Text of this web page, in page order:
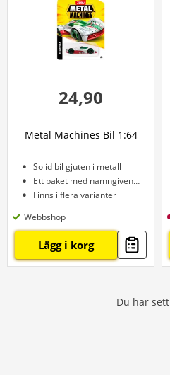
24,90
Metal Machines Bil 1:64
Solid bil gjuten i metall
Ett paket med namngiven bil
Finns i flera varianter
Webbshop
Lägg i korg
Du har sett